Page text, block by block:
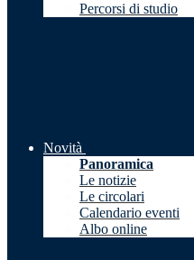
Percorsi di studio
Novità
Panoramica
Le notizie
Le circolari
Calendario eventi
Albo online